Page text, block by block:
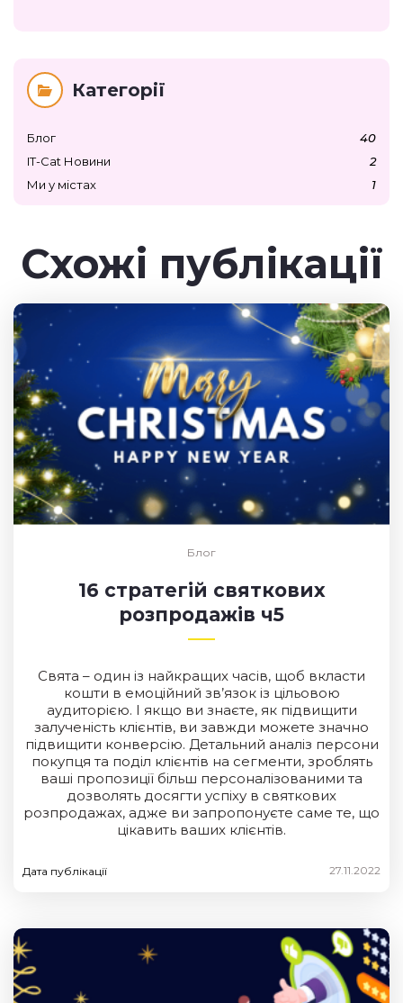
Категорії
Блог
40
IT-Cat Новини
2
Ми у містах
1
Схожі публікації
Блог
16 стратегій святкових
розпродажів ч5
Свята – один із найкращих часів, щоб вкласти
кошти в емоційний зв’язок із цільовою
аудиторією. І якщо ви знаєте, як підвищити
залученість клієнтів, ви завжди можете значно
підвищити конверсію. Детальний аналіз персони
покупця та поділ клієнтів на сегменти, зроблять
ваші пропозиції більш персоналізованими та
дозволять досягти успіху в святкових
розпродажах, адже ви запропонуєте саме те, що
цікавить ваших клієнтів.
Дата публікації 27.11.2022